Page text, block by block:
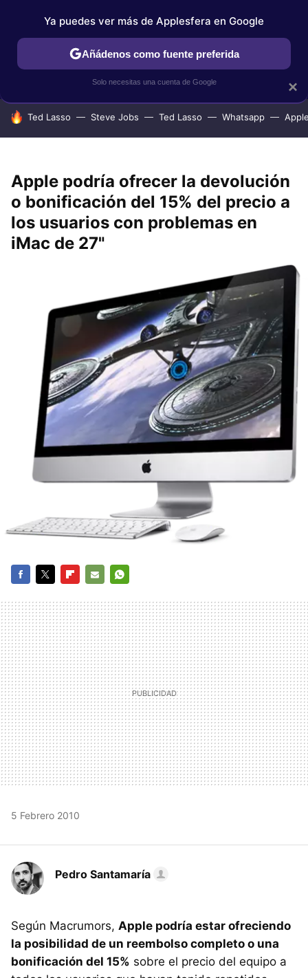
IPHONE TUTORIALES APPLESFERA SELECCIÓN
HOY SE HABLA DE
Ted Lasso Steve Jobs Ted Lasso Whatsapp
Apple podría ofrecer la devolución
o bonificación del 15% del precio a
los usuarios con problemas en
iMac de 27"
MAIL
5 Febrero 2010
Pedro Santamaría
Según Macrumors, Apple podría estar ofreciendo
la posibilidad de un reembolso completo o una
bonificación del 15% sobre el precio del equipo a
×
Ya puedes ver más de Applesfera en Google
Añádenos como fuente preferida
Solo necesitas una cuenta de Google